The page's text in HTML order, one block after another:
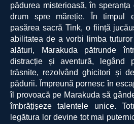
pădurea misterioasă, în speranța
drum spre măreție. În timpul
pasărea sacră Tink, o ființă
abilitatea de a vorbi limba
alături, Marakuda pătrunde
distracție și aventură, legând
trăsnite, rezolvând ghicitori și
pădurii. Împreună pornesc în
îl provoacă pe Marakuda să
îmbrățișeze talentele unice.
legătura lor devine tot mai